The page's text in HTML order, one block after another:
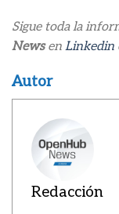
Sigue toda la
Newsen Linkedin
Autor
Redacción